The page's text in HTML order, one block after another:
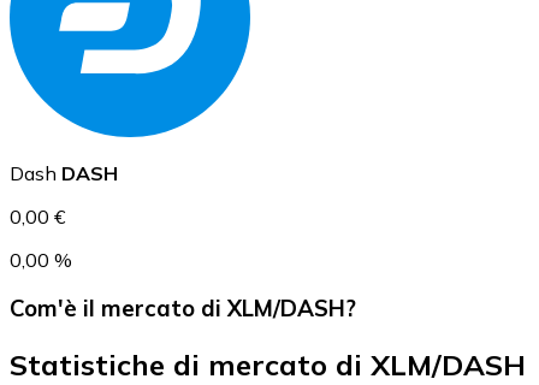
USD Coin
USDC
Dash DASH
0,00 €
0,00 %
Com'è il mercato di XLM/DASH?
Statistiche di mercato di XLM/DASH